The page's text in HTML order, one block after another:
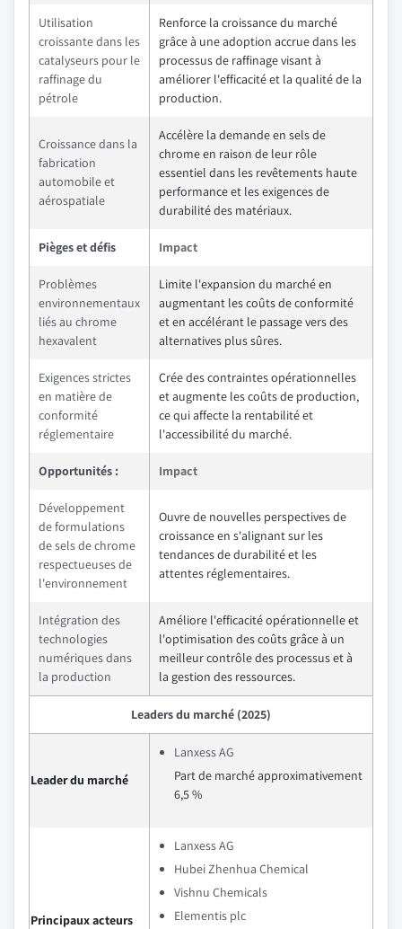
Utilisation
croissante dans les
catalyseurs pour le
raffinage du
pétrole
Renforce la croissance du marché
grâce à une adoption accrue dans les
processus de raffinage visant à
améliorer l'efficacité et la qualité de la
production.
Croissance dans la
fabrication
automobile et
aérospatiale
Accélère la demande en sels de
chrome en raison de leur rôle
essentiel dans les revêtements haute
performance et les exigences de
durabilité des matériaux.
Pièges et défis Impact
Problèmes
environnementaux
liés au chrome
hexavalent
Limite l'expansion du marché en
augmentant les coûts de conformité
et en accélérant le passage vers des
alternatives plus sûres.
Exigences strictes
en matière de
conformité
réglementaire
Crée des contraintes opérationnelles
et augmente les coûts de production,
ce qui affecte la rentabilité et
l'accessibilité du marché.
Opportunités : Impact
Développement
de formulations
de sels de chrome
respectueuses de
l'environnement
Ouvre de nouvelles perspectives de
croissance en s'alignant sur les
tendances de durabilité et les
attentes réglementaires.
Intégration des
technologies
numériques dans
la production
Améliore l'efficacité opérationnelle et
l'optimisation des coûts grâce à un
meilleur contrôle des processus et à
la gestion des ressources.
Leaders du marché (2025)
Leader du marché
Lanxess AG
Part de marché approximativement
6,5 %
Principaux acteurs
Lanxess AG
Hubei Zhenhua Chemical
Vishnu Chemicals
Elementis plc